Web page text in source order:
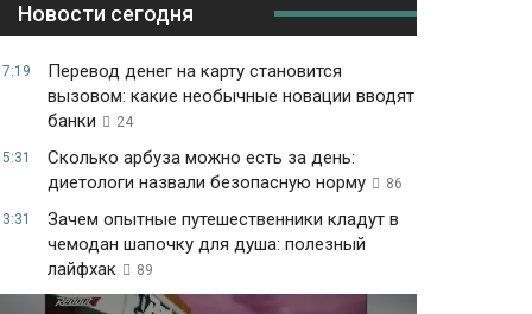
Новости сегодня
Перевод денег на карту становится
вызовом: какие необычные новации вводят
банки
24
Сколько арбуза можно есть за день:
диетологи назвали безопасную норму
86
Зачем опытные путешественники кладут в
чемодан шапочку для душа: полезный
лайфхак
89